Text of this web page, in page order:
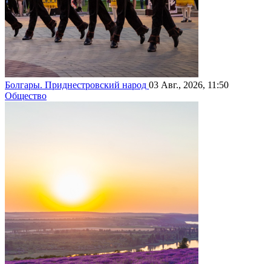
Болгары. Приднестровский народ 03 Авг., 2026, 11:50
Общество